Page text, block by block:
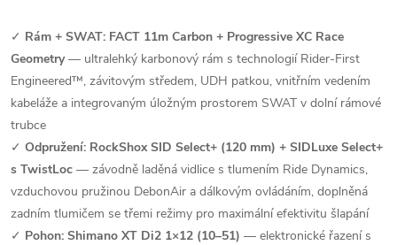
✓ Rám + SWAT: FACT 11m Carbon + Progressive XC Race
Geometry— ultralehký karbonový rám s technologií Rider-First
Engineered™, závitovým středem, UDH patkou, vnitřním vedením
kabeláže a integrovaným úložným prostorem SWAT v dolní rámové
trubce
✓ Odpružení: RockShox SID Select+ (120 mm) + SIDLuxe Select+
s TwistLoc — závodně laděná vidlice s tlumením Ride Dynamics,
vzduchovou pružinou DebonAir a dálkovým ovládáním, doplněná
zadním tlumičem se třemi režimy pro maximální efektivitu šlapání
✓ Pohon: Shimano XT Di2 1×12 (10–51) — elektronické řazení s